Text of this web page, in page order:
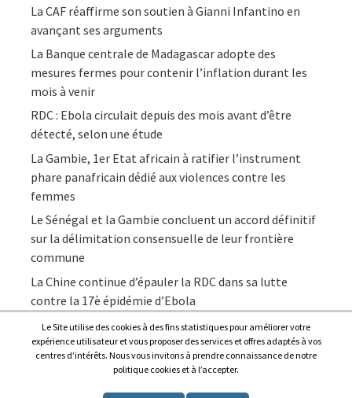
La CAF réaffirme son soutien à Gianni Infantino en
avançant ses arguments
La Banque centrale de Madagascar adopte des
mesures fermes pour contenir l’inflation durant les
mois à venir
RDC : Ebola circulait depuis des mois avant d’être
détecté, selon une étude
La Gambie, 1er Etat africain à ratifier l’instrument
phare panafricain dédié aux violences contre les
femmes
Le Sénégal et la Gambie concluent un accord définitif
sur la délimitation consensuelle de leur frontière
commune
La Chine continue d’épauler la RDC dans sa lutte
contre la 17è épidémie d’Ebola
Afrique7, l’info du continent en continu
Le Site utilise des cookies à des fins statistiques pour améliorer votre
expérience utilisateur et vous proposer des services et offres adaptés à vos
centres d’intérêts. Nous vous invitons à prendre connaissance de notre
politique cookies et à l’accepter.